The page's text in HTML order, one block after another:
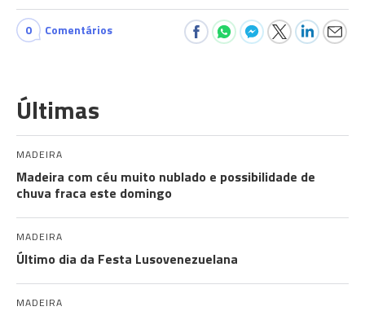
0 Comentários
Últimas
MADEIRA
Madeira com céu muito nublado e possibilidade de
chuva fraca este domingo
MADEIRA
Último dia da Festa Lusovenezuelana
MADEIRA